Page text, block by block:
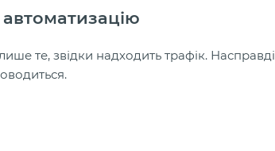
те, звідки надходить трафік. Насправді